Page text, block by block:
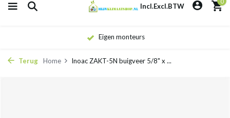
Incl.Excl.BTW
Eigen monteurs
Terug Home Inoac ZAKT-5N buigveer 5/8" x ...